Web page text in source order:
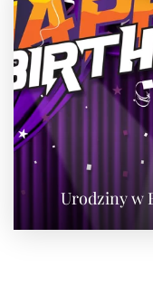
Urodziny w